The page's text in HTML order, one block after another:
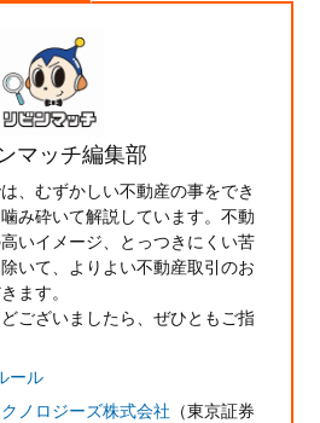
マッチ編集部
、むずかしい不動産の事をでき
み砕いて解説しています。不動
いイメージ、とっつきにくい苦
いて、よりよい不動産取引のお
ます。
ございましたら、ぜひともご指
ール
ノロジーズ株式会社 （東京証券